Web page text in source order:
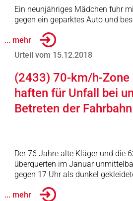
Ein neunjähriges Mädchen fuhr
gegen ein geparktes Auto und
... mehr
Urteil vom 15.12.2018
(2433) 70-km/h-Zone
haften für Unfall bei
Betreten der Fahrbahn
Der 76 Jahre alte Kläger und die
überquerten im Januar
gegen 17 Uhr als dunkel
... mehr